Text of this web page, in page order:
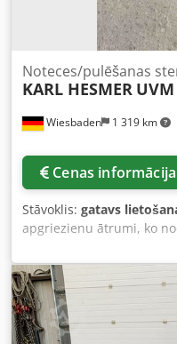
Wiesbaden 1 319 km
Noteces/pulēšanas
KARL HESMER UVM
Cenas informācija
Stāvoklis: gatavs
apgriezienu ātrumi, ko
700, 950 un 1400 apgr./
attiecīgā piedziņas
pieslēgums: 380 V
nepieciešamā platība: